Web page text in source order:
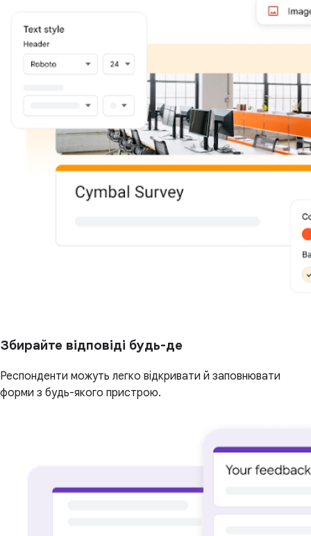
Збирайте відповіді будь-де
Респонденти можуть легко відкривати й заповнювати
форми з будь-якого пристрою.